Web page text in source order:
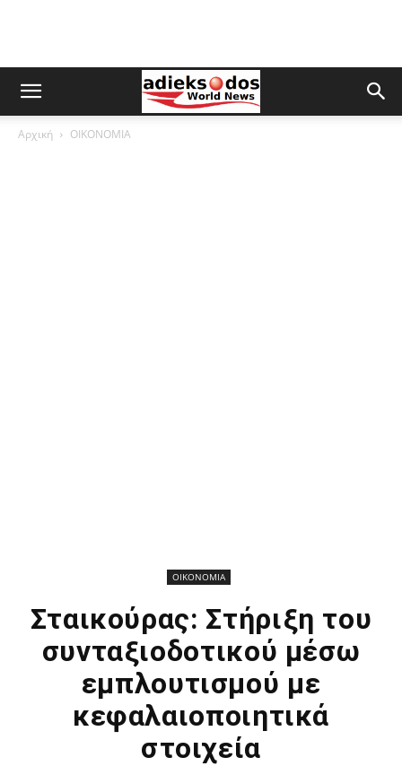
Αρχική ΟΙΚΟΝΟΜΙΑ
ΟΙΚΟΝΟΜΙΑ
Σταικούρας: Στήριξη του
συνταξιοδοτικού μέσω
εμπλουτισμού με
κεφαλαιοποιητικά
στοιχεία